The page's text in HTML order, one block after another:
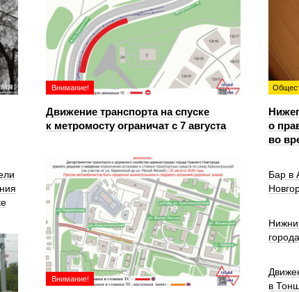
Внимание!
Движение транспорта на спуске
к метромосту ограничат с 7 августа
о
во
Внимание!
Бар в
в